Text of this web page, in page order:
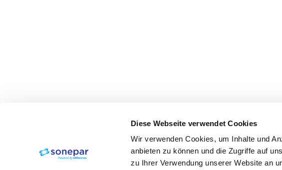
Diese Webseite verwendet Cookies
Wir verwenden Cookies, um Inhalte und
anbieten zu können und die Zugriffe auf
zu Ihrer Verwendung unserer Website an